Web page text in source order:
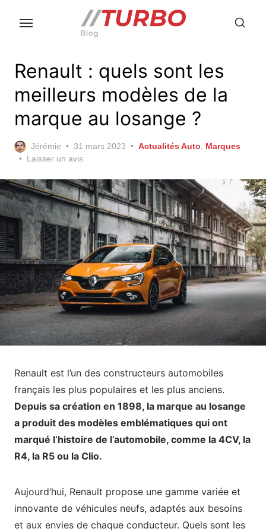
Renault : quels sont les
meilleurs modèles de la
marque au losange ?
Jérémie
Posted
on
31 mars 2023 Actualités Auto
Marques
Laisser un avis
Renault est l’un des constructeurs automobiles
français les plus populaires et les plus anciens.
Depuis sa création en 1898, la marque au losange
a produit des modèles emblématiques qui ont
marqué l’histoire de l’automobile, comme la 4CV, la
R4, la R5 ou la Clio.
Aujourd’hui, Renault propose une gamme variée et
innovante de véhicules neufs, adaptés aux besoins
et aux envies de chaque conducteur. Quels sont les